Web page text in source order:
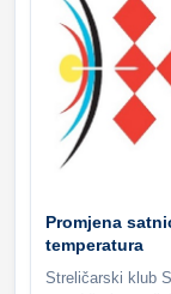
Promjena
temperatura
Streličarski klub